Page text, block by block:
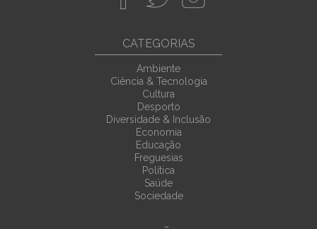
CATEGORIAS
Ambiente
Ciência & Tecnologia
Cultura
Desporto
Diversidade & Inclusão
Economia
Educação
Freguesias
Política
Saúde
Sociedade